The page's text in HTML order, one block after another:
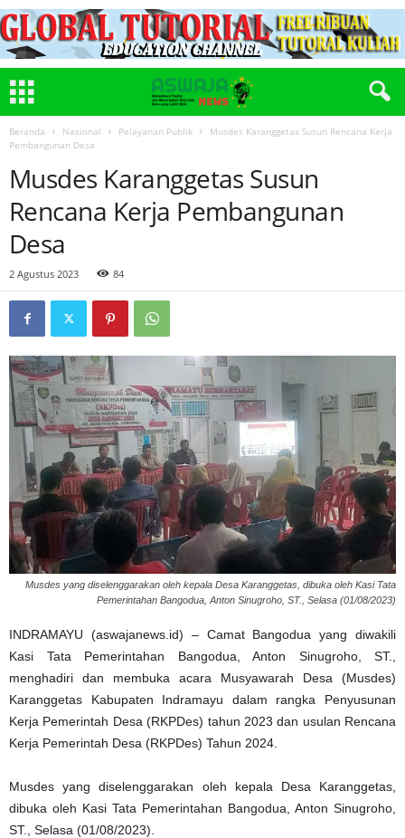
Beranda Nasional Pelayanan Publik
Musdes Karanggetas Susun Rencana Kerja
Pembangunan Desa
Musdes Karanggetas Susun
Rencana Kerja Pembangunan
Desa
2 Agustus 2023 84
Musdes yang diselenggarakan oleh kepala Desa Karanggetas, dibuka oleh Kasi Tata
Pemerintahan Bangodua, Anton Sinugroho, ST., Selasa (01/08/2023)
INDRAMAYU (aswajanews.id) – Camat Bangodua yang diwakili
Kasi Tata Pemerintahan Bangodua, Anton Sinugroho, ST.,
menghadiri dan membuka acara Musyawarah Desa (Musdes)
Karanggetas Kabupaten Indramayu dalam rangka Penyusunan
Kerja Pemerintah Desa (RKPDes) tahun 2023 dan usulan Rencana
Kerja Pemerintah Desa (RKPDes) Tahun 2024.
Musdes yang diselenggarakan oleh kepala Desa Karanggetas,
dibuka oleh Kasi Tata Pemerintahan Bangodua, Anton Sinugroho,
ST., Selasa (01/08/2023).